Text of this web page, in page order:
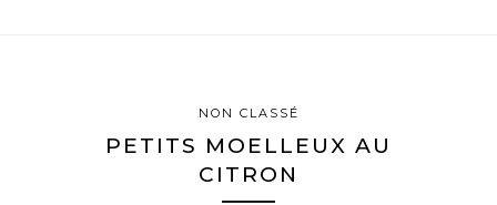
NON CLASSÉ
PETITS MOELLEUX AU
CITRON